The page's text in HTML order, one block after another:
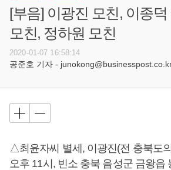
[부음] 이광진 모친, 이종덕
모친, 정하원 모친
2020-01-07 16:58:14
공준호 기자 -
△최윤자씨 별세, 이광진(전 충북도
오후 11시, 빈소 충북 음성군 금왕읍